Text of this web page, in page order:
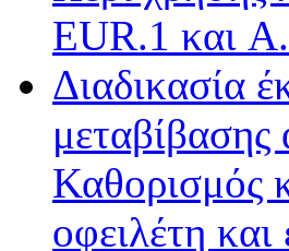
EUR.1 και
Διαδικασία
μεταβίβασης
Καθορισμός
οφειλέτη